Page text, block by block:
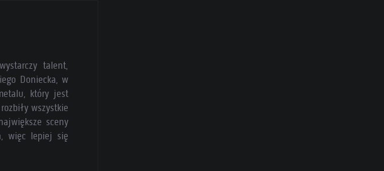
talent,
Doniecka, w
który jest
wszystkie
sceny
więc lepiej się